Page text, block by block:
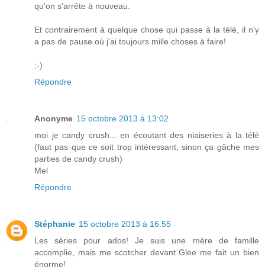
qu'on s'arrête à nouveau.
Et contrairement à quelque chose qui passe à la télé, il n'y
a pas de pause où j'ai toujours mille choses à faire!
;-)
Répondre
Anonyme 15 octobre 2013 à 13:02
moi je candy crush... en écoutant des niaiseries à la télé
(faut pas que ce soit trop intéressant, sinon ça gâche mes
parties de candy crush)
Mel
Répondre
Stéphanie 15 octobre 2013 à 16:55
Les séries pour ados! Je suis une mère de famille
accomplie, mais me scotcher devant Glee me fait un bien
énorme!